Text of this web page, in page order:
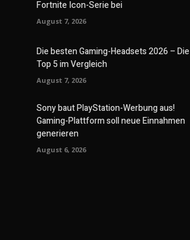
Fortnite Icon-Serie bei
August 7, 2026
Die besten Gaming-Headsets 2026 – Die
Top 5 im Vergleich
August 7, 2026
Sony baut PlayStation-Werbung aus!
Gaming-Plattform soll neue Einnahmen
generieren
August 6, 2026